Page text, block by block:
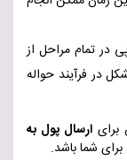
در تمام مراحل از
در فرآیند حواله
برای ارسال پول به
شما باشد.